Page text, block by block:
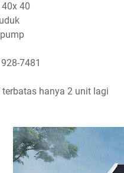
40
7481
terbatas hanya 2 unit lagi